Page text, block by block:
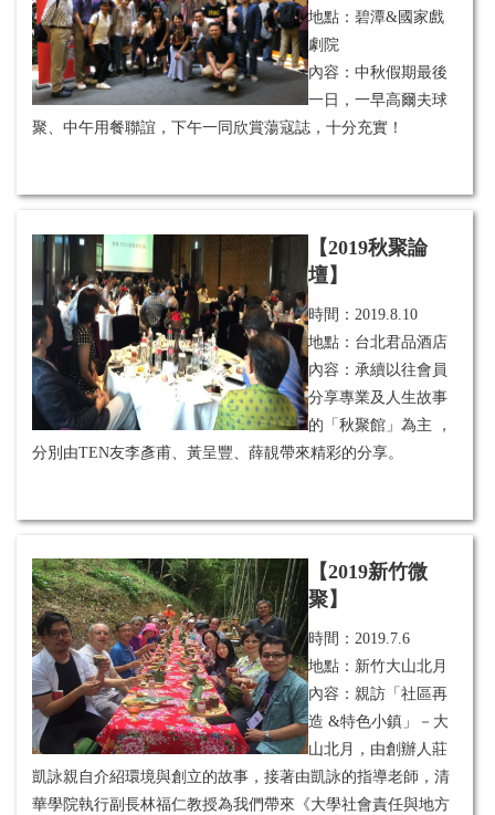
地點：碧潭&國家戲
劇院
內容：中秋假期最後
一日，一早高爾夫球
聚、中午用餐聯誼，下午一同欣賞蕩寇誌，十分充實！
【2019秋聚論
壇】
時間： 2019.8.10
地點：台北君品酒店
內容：承續以往會員
分享專業及人生故事
的「秋聚館」為主 ，
分別由TEN友李彥甫、黃呈豐、薛靚帶來精彩的分享。
【2019新竹微
聚】
時間： 2019.7.6
地點：新竹大山北月
內容：親訪「社區再
造 &特色小鎮」－大
山北月，由創辦人莊
凱詠親自介紹環境與創立的故事，接著由凱詠的指導老師，清
華學院執行副長林福仁教授為我們帶來《大學社會責任與地方